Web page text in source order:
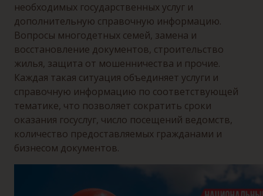
необходимых государственных услуг и
дополнительную справочную информацию.
Вопросы многодетных семей, замена и
восстановление документов, строительство
жилья, защита от мошенничества и прочие.
Каждая такая ситуация объединяет услуги и
справочную информацию по соответствующей
тематике, что позволяет сократить сроки
оказания госуслуг, число посещений ведомств,
количество предоставляемых гражданами и
бизнесом документов.